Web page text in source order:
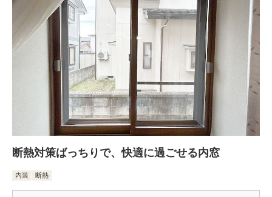
断熱対策ばっちりで、快適に過ごせる内窓
内装 断熱